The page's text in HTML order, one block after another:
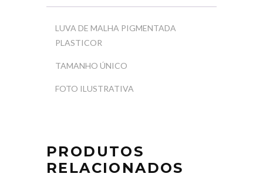
LUVA DE MALHA PIGMENTADA
PLASTICOR
TAMANHO ÚNICO
FOTO ILUSTRATIVA
PRODUTOS
RELACIONADOS